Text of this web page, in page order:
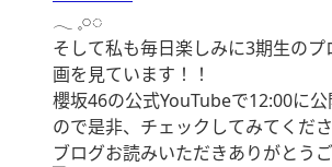
‪𓂃 𓈒𓏸◌‬
そして私も毎日楽しみに3期生のプ
画を見ています！！
櫻坂46の公式YouTubeで12:00に
ので是非、チェックしてみてくださ
ブログお読みいただきありがとうご